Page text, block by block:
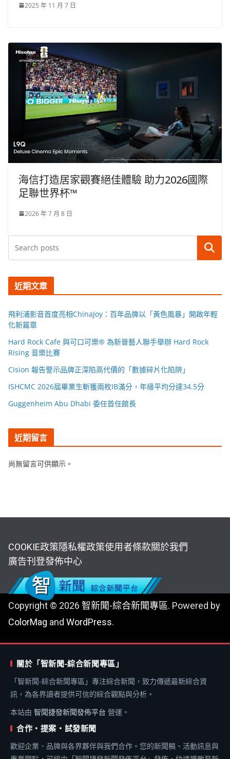
2025 年 11 月 7 日
海信打造居家觀賽絕佳體驗 助力2026國際
足聯世界杯™
2026 年 7 月 8 日
搜尋
近期文章
飛利浦影音首度亮相ChinaJoy：百年品牌以「黃色風暴」開啟年輕
化新篇章
Hard Rock Cafe 與可口可樂® 為新晉藝人聯手舉辦 Hard Rock
Rising 音樂比賽
Cision 報告警示品牌正深陷高代價的「數據碎片化陷阱」
ISHCMC 2026屆畢業生斬獲兩枚IB滿分，年級平均分達34.5分
Guggenheim Abu Dhabi 委任首任館長
近期留言
尚無留言可供顯示。
COOKIE政策隱私權政策使用者條款關於我們
廣告刊登發佈中心
Copyright © 2026 智新聞-綜合新聞專區. Powered by
ColorMag and WordPress.
關於「智新聞-綜合新聞專區」
「智新聞-綜合新聞專區」專注綜合新聞，致力傳遞最新綜合資
訊，為各界讀者提供可信的綜合觀點與分析。
本站由 智聞捷發新聞發佈平台 營運。
合作・提案・試發新聞
歡迎企業、品牌與各界夥伴與我們合作。您的新聞稿、活動訊息與